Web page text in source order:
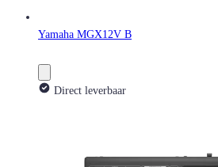
Yamaha MGX12V B
Direct leverbaar